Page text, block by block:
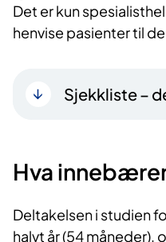
Det er kun
henvise pasienter til
Sjekkliste –
Hva
Deltakelsen i studien
halvt år (54 måneder),